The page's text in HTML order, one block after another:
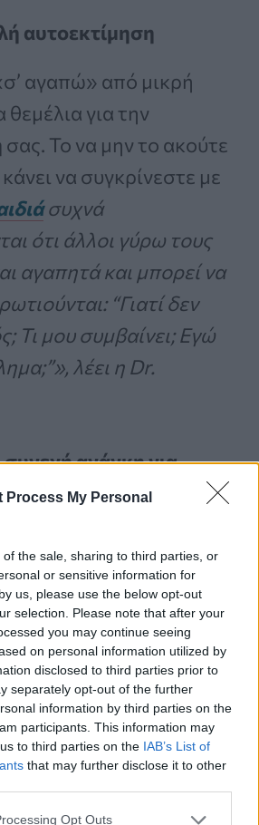
Process My Personal
the sale, sharing to third parties, or
or sensitive information for
us, please use the below opt-out
selection. Please note that after your
you may continue seeing
on personal information utilized by
disclosed to third parties prior to
separately opt-out of the further
information by third parties on the
participants. This information may
to third parties on the IAB’s List of
that may further disclose it to other
Opt Outs
αυτοεκτίμηση
αγαπώ» από μικρή
θεμέλια για την
σας. Το να μην το ακούτε
να συγκρίνεστε με
συχνά
ότι άλλοι γύρω τους
αγαπητά και μπορεί να
“Γιατί δεν
Τι μου συμβαίνει; Εγώ
λέει η Dr.
ανάγκη για
σχέσεις σας, επειδή
ότι σας εκτιμούν, εξηγεί
Ph.D., ψυχολόγος
.«Αυτό μπορεί να
αναζήτηση
από άλλους, μέσω
σχετίζονται με την αξία
σας για αυτούς», εξηγεί.